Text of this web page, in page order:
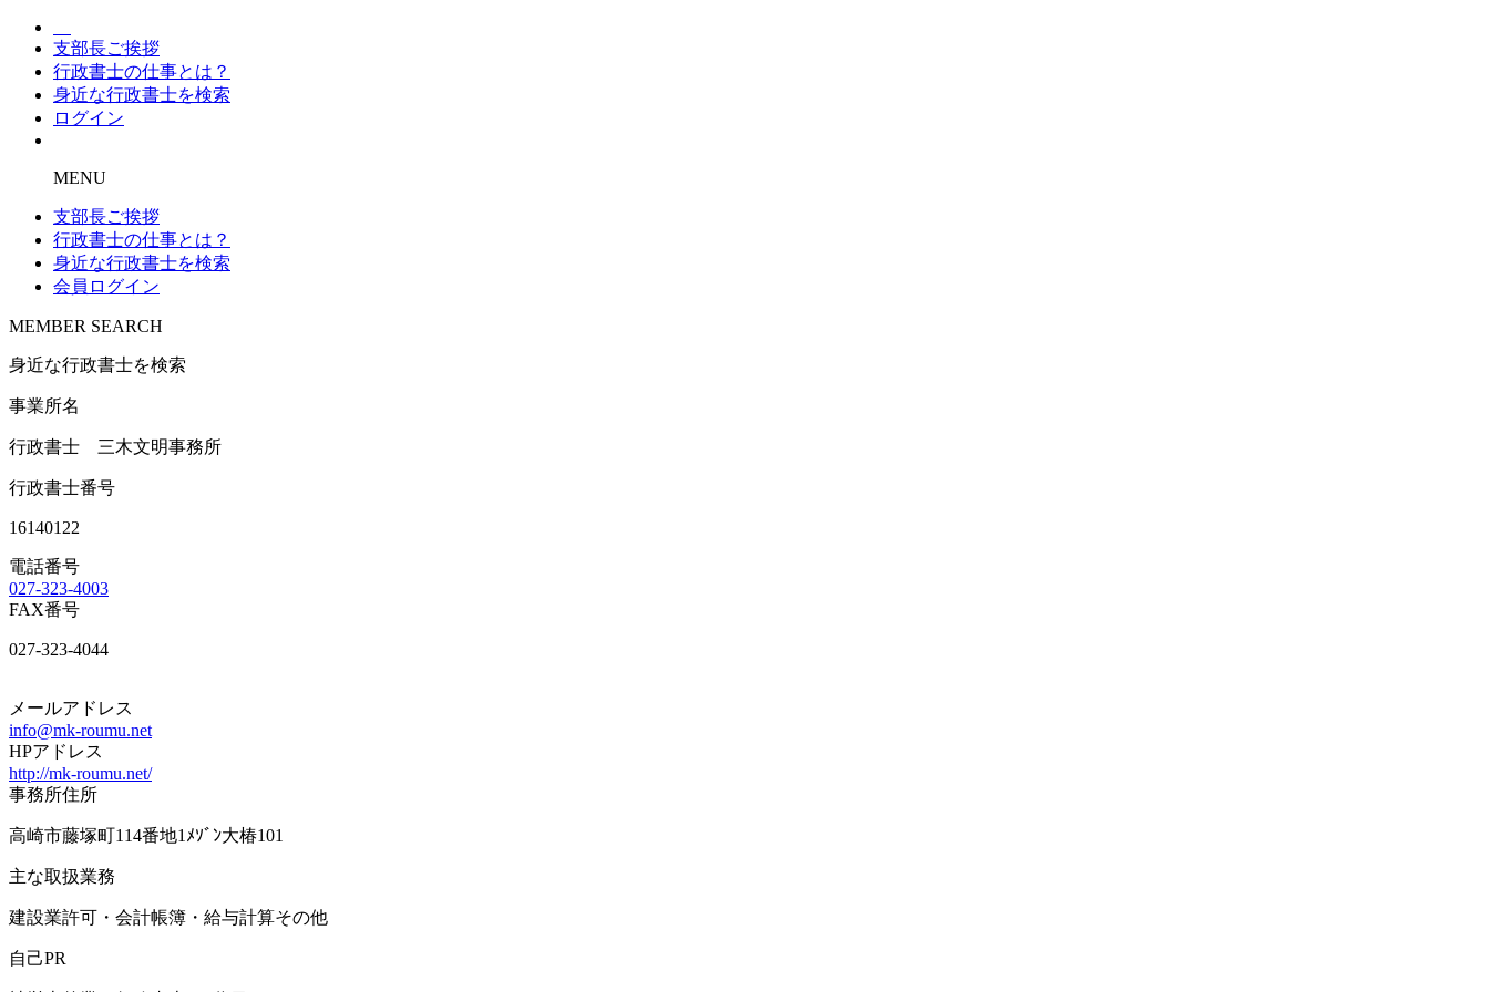
支部長ご挨拶
行政書士の仕事とは？
身近な行政書士を検索
ログイン
MENU
支部長ご挨拶
行政書士の仕事とは？
身近な行政書士を検索
会員ログイン
MEMBER SEARCH
身近な行政書士を検索
事業所名
行政書士 三木文明事務所
行政書士番号
16140122
電話番号
027-323-4003
FAX番号
027-323-4044
メールアドレス
info@mk-roumu.net
HPアドレス
http://mk-roumu.net/
事務所住所
高崎市藤塚町114番地1ﾒｿﾞﾝ大椿101
主な取扱業務
建設業許可・会計帳簿・給与計算その他
自己PR